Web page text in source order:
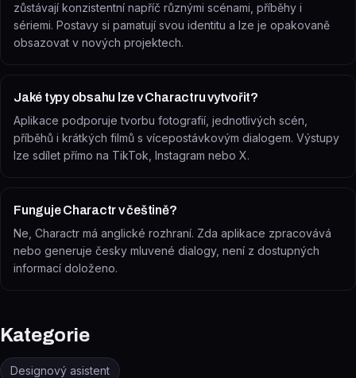
zůstávají konzistentní napříč různými scénami, příběhy i
sériemi. Postavy si pamatují svou identitu a lze je opakovaně
obsazovat v nových projektech.
Jaké typy obsahu lze v Charactru vytvořit?
Aplikace podporuje tvorbu fotografií, jednotlivých scén,
příběhů i krátkých filmů s vícepostávkovým dialogem. Výstupy
lze sdílet přímo na TikTok, Instagram nebo X.
Funguje Charactr v češtině?
Ne, Charactr má anglické rozhraní. Zda aplikace zpracovává
nebo generuje česky mluvené dialogy, není z dostupných
informací doloženo.
Kategorie
Designový asistent